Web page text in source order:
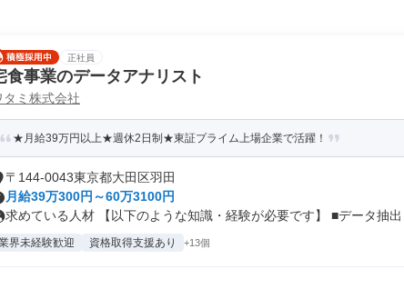
正社員
食事業のデータアナリスト
タミ株式会社
★月給39万円以上★週休2日制★東証プライム上場企業で活躍！
〒144-0043東京都大田区羽田
月給39万300円～60万3100円
求めている人材 【以下のような知識・経験が必要です】 ■データ抽
界未経験歓迎 資格取得支援あり +13個